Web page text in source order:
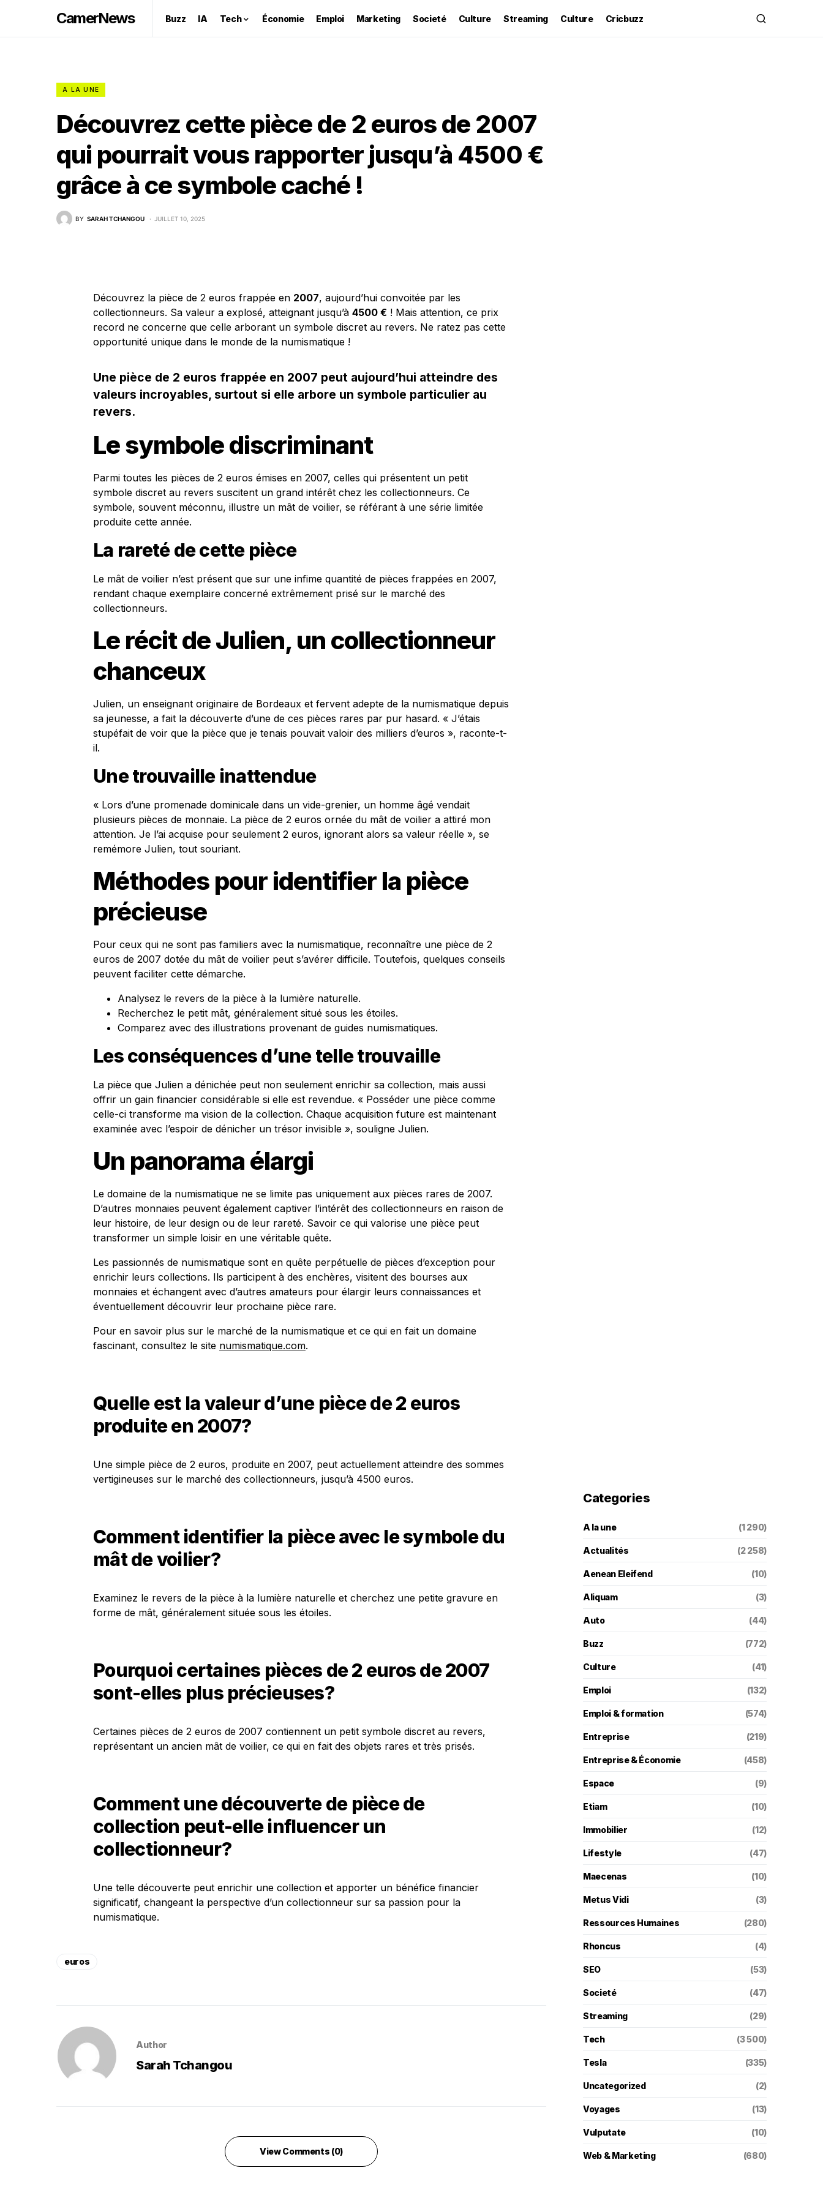
CamerNews Buzz IA Tech Économie Emploi Marketing Societé Culture Streaming Culture Cricbuzz
A LA UNE
Découvrez cette pièce de 2 euros de 2007
qui pourrait vous rapporter jusqu’à 4500 €
grâce à ce symbole caché !
BY SARAH TCHANGOU JUILLET 10, 2025
Découvrez la pièce de 2 euros frappée en 2007, aujourd’hui convoitée par les
collectionneurs. Sa valeur a explosé, atteignant jusqu’à 4500 € ! Mais attention, ce prix
record ne concerne que celle arborant un symbole discret au revers. Ne ratez pas cette
opportunité unique dans le monde de la numismatique !
Une pièce de 2 euros frappée en 2007 peut aujourd’hui atteindre des
valeurs incroyables, surtout si elle arbore un symbole particulier au
revers.
Le symbole discriminant
Parmi toutes les pièces de 2 euros émises en 2007, celles qui présentent un petit
symbole discret au revers suscitent un grand intérêt chez les collectionneurs. Ce
symbole, souvent méconnu, illustre un mât de voilier, se référant à une série limitée
produite cette année.
La rareté de cette pièce
Le mât de voilier n’est présent que sur une infime quantité de pièces frappées en 2007,
rendant chaque exemplaire concerné extrêmement prisé sur le marché des
collectionneurs.
Le récit de Julien, un collectionneur
chanceux
Julien, un enseignant originaire de Bordeaux et fervent adepte de la numismatique depuis
sa jeunesse, a fait la découverte d’une de ces pièces rares par pur hasard. « J’étais
stupéfait de voir que la pièce que je tenais pouvait valoir des milliers d’euros », raconte-t-
il.
Une trouvaille inattendue
« Lors d’une promenade dominicale dans un vide-grenier, un homme âgé vendait
plusieurs pièces de monnaie. La pièce de 2 euros ornée du mât de voilier a attiré mon
attention. Je l’ai acquise pour seulement 2 euros, ignorant alors sa valeur réelle », se
remémore Julien, tout souriant.
Méthodes pour identifier la pièce
précieuse
Pour ceux qui ne sont pas familiers avec la numismatique, reconnaître une pièce de 2
euros de 2007 dotée du mât de voilier peut s’avérer difficile. Toutefois, quelques conseils
peuvent faciliter cette démarche.
Analysez le revers de la pièce à la lumière naturelle.
Recherchez le petit mât, généralement situé sous les étoiles.
Comparez avec des illustrations provenant de guides numismatiques.
Les conséquences d’une telle trouvaille
La pièce que Julien a dénichée peut non seulement enrichir sa collection, mais aussi
offrir un gain financier considérable si elle est revendue. « Posséder une pièce comme
celle-ci transforme ma vision de la collection. Chaque acquisition future est maintenant
examinée avec l’espoir de dénicher un trésor invisible », souligne Julien.
Un panorama élargi
Le domaine de la numismatique ne se limite pas uniquement aux pièces rares de 2007.
D’autres monnaies peuvent également captiver l’intérêt des collectionneurs en raison de
leur histoire, de leur design ou de leur rareté. Savoir ce qui valorise une pièce peut
transformer un simple loisir en une véritable quête.
Les passionnés de numismatique sont en quête perpétuelle de pièces d’exception pour
enrichir leurs collections. Ils participent à des enchères, visitent des bourses aux
monnaies et échangent avec d’autres amateurs pour élargir leurs connaissances et
éventuellement découvrir leur prochaine pièce rare.
Pour en savoir plus sur le marché de la numismatique et ce qui en fait un domaine
fascinant, consultez le site numismatique.com.
Quelle est la valeur d’une pièce de 2 euros
produite en 2007?
Une simple pièce de 2 euros, produite en 2007, peut actuellement atteindre des sommes
vertigineuses sur le marché des collectionneurs, jusqu’à 4500 euros.
Comment identifier la pièce avec le symbole du
mât de voilier?
Examinez le revers de la pièce à la lumière naturelle et cherchez une petite gravure en
forme de mât, généralement située sous les étoiles.
Pourquoi certaines pièces de 2 euros de 2007
sont-elles plus précieuses?
Certaines pièces de 2 euros de 2007 contiennent un petit symbole discret au revers,
représentant un ancien mât de voilier, ce qui en fait des objets rares et très prisés.
Comment une découverte de pièce de
collection peut-elle influencer un
collectionneur?
Une telle découverte peut enrichir une collection et apporter un bénéfice financier
significatif, changeant la perspective d’un collectionneur sur sa passion pour la
numismatique.
euros
Author
Sarah Tchangou
View Comments (0)
Categories
A la une (1 290)
Actualités (2 258)
Aenean Eleifend (10)
Aliquam (3)
Auto (44)
Buzz (772)
Culture (41)
Emploi (132)
Emploi & formation (574)
Entreprise (219)
Entreprise & Économie (458)
Espace (9)
Etiam (10)
Immobilier (12)
Lifestyle (47)
Maecenas (10)
Metus Vidi (3)
Ressources Humaines (280)
Rhoncus (4)
SEO (53)
Societé (47)
Streaming (29)
Tech (3 500)
Tesla (335)
Uncategorized (2)
Voyages (13)
Vulputate (10)
Web & Marketing (680)